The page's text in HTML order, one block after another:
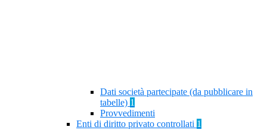
Dati società partecipate (da pubblicare in
tabelle) 1
Provvedimenti
Enti di diritto privato controllati 1